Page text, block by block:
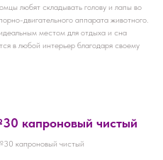
любят складывать голову и лапы во
двигательного аппарата животного.
местом для отдыха и сна
в любой интерьер благодаря своему
капроновый чистый
капроновый чистый